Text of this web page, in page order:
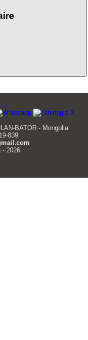
BATOR - Mongolia
839
- 2026